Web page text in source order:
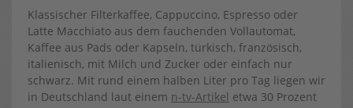
Klassischer Filterkaffee, Cappuccino, Espresso oder
Latte Macchiato aus dem fauchenden Vollautomat,
Kaffee aus Pads oder Kapseln, türkisch, französisch,
italienisch, mit Milch und Zucker oder einfach nur
schwarz. Mit rund einem halben Liter pro Tag liegen wir
in Deutschland laut einem n-tv-Artikel etwa 30 Prozent